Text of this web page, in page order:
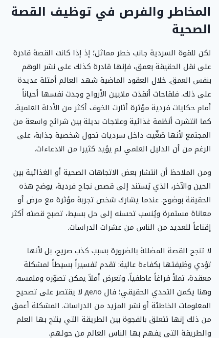
المخاطر والفرص في توظيف القصة
الصحية
لكن للقوة السردية جانب خطر مماثل؛ إذ إذا كانت القصة قادرة
على نقل الحقيقة بعمق، فإنها قادرة كذلك على نشر الوهم
بنفس العمق. خلال العقود الماضية شهد العالم أمثلة عديدة
على ذلك. فلقاحات أنقذت ملايين الأرواح وجدت نفسها أحياناً
أمام حكايات فردية مؤثرة أثارت الخوف أكثر من الأدلة العلمية.
كما انتشرت أنظمة غذائية وعلاجات بديلة بين شرائح واسعة من
المجتمع لأنها صُغّيت داخل سرديات تحول شخصية جذابة، على
الرغم من أن الدليل العلمي لم يؤيد كثيرا من الادعاءات.
ومن الملاحظ أن انتشار بعض الاتجاهات الصحية أو الغذائية بين
الحين والآخر، الذي يُستند إلى قصص نجاح فردية، يوضح هذه
الحقيقة بوضوح. عندما يشارك شخص تجربة مؤثرة مع مرض أو
معاناة مستمرة ويُنسب تحسنه إلى حل بسيط، تصبح قصته أكثر
إقناعاً للعديد من الناس من عشرات الدراسات.
لا تنجح القصة المضللة بالضرورة بسبب كذب صريح، بل لأنها
تؤدي وظيفتها بكفاءة عالية: تقدم تفسيراً بسيطاً لمشكلة
معقدة، تملأ فراغاً عاطفياً، وتعرض أملاً يمكن تصوّره وملمسه.
وهنا يكمن التحدي الحقيقي؛ فال дело لا يقتصر على تصحيح
المعلومات الخاطئة أو نشر المزيد من الدراسات. المشكلة أعمق
من ذلك إنها تتعلق بالفجوة بين الطريقة التي ينتج بها العلم
والطريقة التي يفهم بها الناس العالم من حولهم.